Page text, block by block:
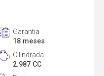
Garantia
18 meses
Cilindrada
2.987 CC